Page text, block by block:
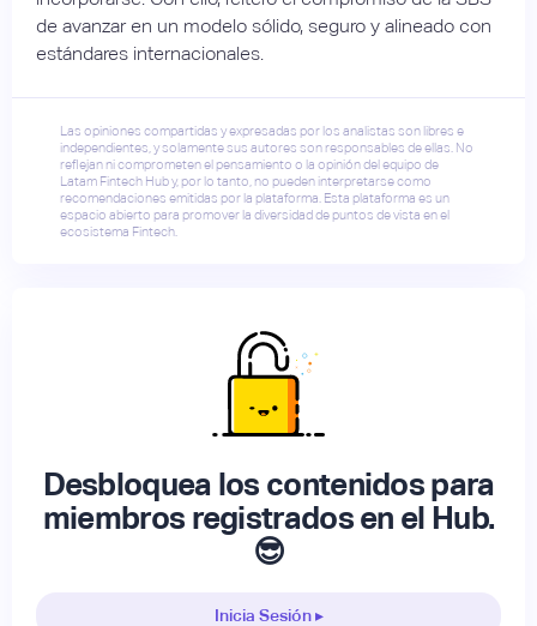
de avanzar en un modelo sólido, seguro y alineado con
estándares internacionales.
Las opiniones compartidas y expresadas por los analistas son libres e
independientes, y solamente sus autores son responsables de ellas. No
reflejan ni comprometen el pensamiento o la opinión del equipo de
Latam Fintech Hub y, por lo tanto, no pueden interpretarse como
recomendaciones emitidas por la plataforma. Esta plataforma es un
espacio abierto para promover la diversidad de puntos de vista en el
ecosistema Fintech.
Desbloquea los contenidos para
miembros registrados en el Hub.
😎
Inicia Sesión ▸